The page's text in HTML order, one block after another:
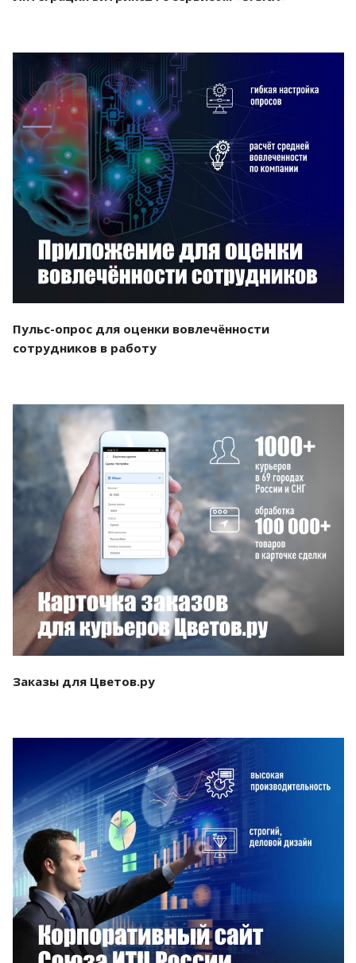
Смотреть проект
Пульс-опрос для оценки вовлечённости
сотрудников в работу
Смотреть проект
Заказы для Цветов.ру
Смотреть проект